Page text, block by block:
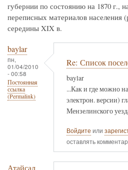
губернии по состоянию на 1870 г.,
переписных материалов населения
середины XIX в.
baylar
пн,
01/04/2010
- 00:58
Постоянная
ссылка
(Permalink)
Re: Список
baylar
...Как и где можно
электрон. версии)
Мензелинского
Войдите или
оставлять